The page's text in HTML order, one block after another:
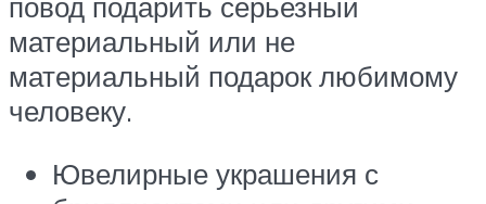
материальный или не
материальный подарок любимому
человеку.
Ювелирные украшения с